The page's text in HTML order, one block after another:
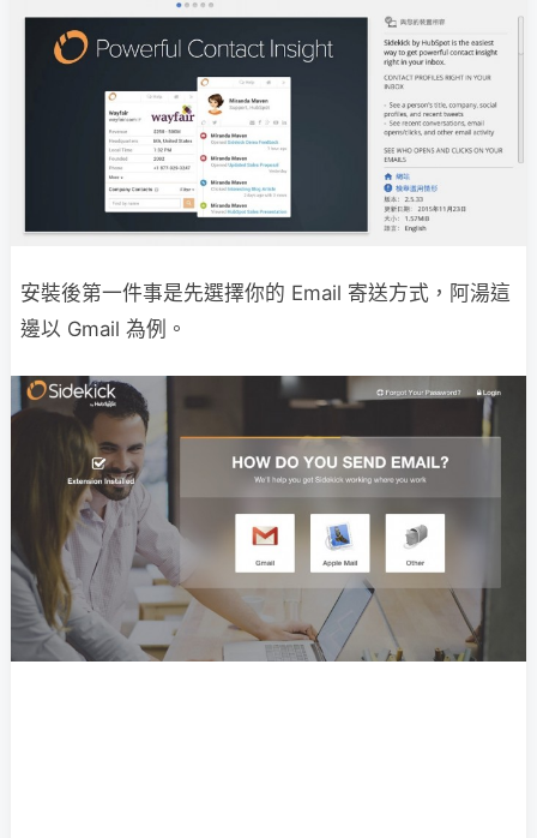
安裝後第一件事是先選擇你的 Email 寄送方式，阿湯這
邊以 Gmail 為例。